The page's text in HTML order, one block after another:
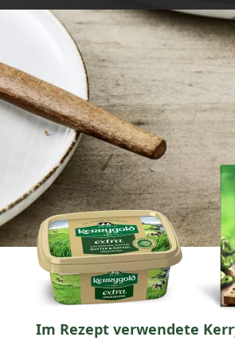
Im Rezept verwendete